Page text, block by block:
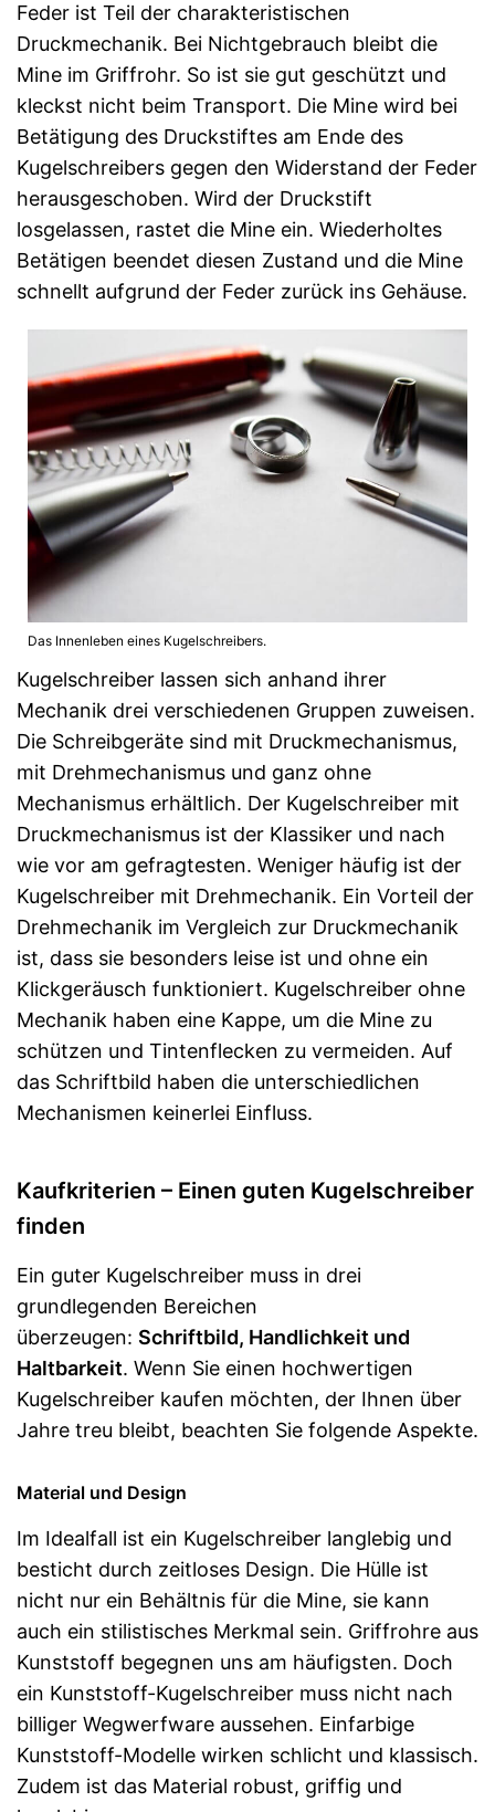
Feder ist Teil der charakteristischen
Druckmechanik. Bei Nichtgebrauch bleibt die
Mine im Griffrohr. So ist sie gut geschützt und
kleckst nicht beim Transport. Die Mine wird bei
Betätigung des Druckstiftes am Ende des
Kugelschreibers gegen den Widerstand der Feder
herausgeschoben. Wird der Druckstift
losgelassen, rastet die Mine ein. Wiederholtes
Betätigen beendet diesen Zustand und die Mine
schnellt aufgrund der Feder zurück ins Gehäuse.
Das Innenleben eines Kugelschreibers.
Kugelschreiber lassen sich anhand ihrer
Mechanik drei verschiedenen Gruppen zuweisen.
Die Schreibgeräte sind mit Druckmechanismus,
mit Drehmechanismus und ganz ohne
Mechanismus erhältlich. Der Kugelschreiber mit
Druckmechanismus ist der Klassiker und nach
wie vor am gefragtesten. Weniger häufig ist der
Kugelschreiber mit Drehmechanik. Ein Vorteil der
Drehmechanik im Vergleich zur Druckmechanik
ist, dass sie besonders leise ist und ohne ein
Klickgeräusch funktioniert. Kugelschreiber ohne
Mechanik haben eine Kappe, um die Mine zu
schützen und Tintenflecken zu vermeiden. Auf
das Schriftbild haben die unterschiedlichen
Mechanismen keinerlei Einfluss.
Kaufkriterien – Einen guten Kugelschreiber
finden
Ein guter Kugelschreiber muss in drei
grundlegenden Bereichen
überzeugen: Schriftbild, Handlichkeit und
Haltbarkeit. Wenn Sie einen hochwertigen
Kugelschreiber kaufen möchten, der Ihnen über
Jahre treu bleibt, beachten Sie folgende Aspekte.
Material und Design
Im Idealfall ist ein Kugelschreiber langlebig und
besticht durch zeitloses Design. Die Hülle ist
nicht nur ein Behältnis für die Mine, sie kann
auch ein stilistisches Merkmal sein. Griffrohre aus
Kunststoff begegnen uns am häufigsten. Doch
ein Kunststoff-Kugelschreiber muss nicht nach
billiger Wegwerfware aussehen. Einfarbige
Kunststoff-Modelle wirken schlicht und klassisch.
Zudem ist das Material robust, griffig und